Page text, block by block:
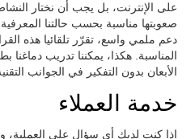
على الإنترنت، بل يجب أن نختار
صعوبتها مناسبة بحسب حالتنا
دعم ملمي واسع، تقرّر تلقائيا هذه
المناسبة. هكذا، يمكننا تدريب دماغنا
الأبعان بدون التفكير في الجوانب
خدمة العملاء
إذا كنت لديك أي سؤال على العملية،